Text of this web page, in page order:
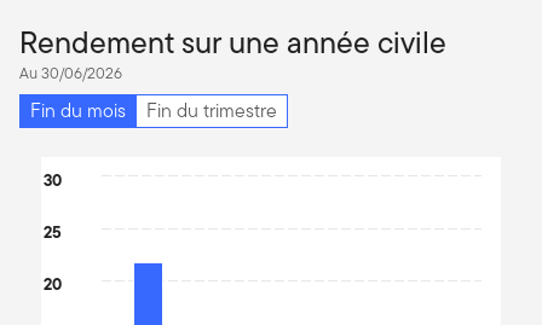
Rendement sur une année civile
Au 30/06/2026
Fin du mois Fin du trimestre
Chart
The chart has 1 X axis displaying categories.
The chart has 1 Y axis displaying values. Data ranges from -
20
25
30